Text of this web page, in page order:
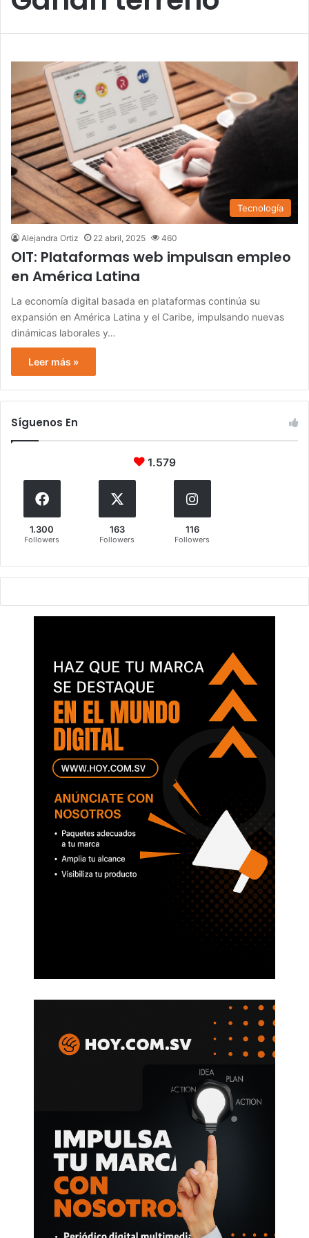
Tecnología
Alejandra Ortiz 22 abril, 2025 460
OIT: Plataformas web impulsan empleo
en América Latina
La economía digital basada en plataformas continúa su
expansión en América Latina y el Caribe, impulsando nuevas
dinámicas laborales y…
Leer más »
Síguenos En
1.579
1.300
Followers
163
Followers
116
Followers